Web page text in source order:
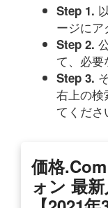
Step 1.
ージにア
Step 2.
て、必要
Step 3.
右上の検
てくださ
価格
ォン 最